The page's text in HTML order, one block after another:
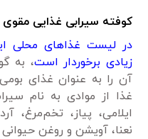
کوفته سیرابی غذایی مقوی
در لیست غذا‌های محلی
زیادی برخوردار است، به
آن را به عنوان غذای
غذا از موادی به نام
نعنا، آویشن و روغن